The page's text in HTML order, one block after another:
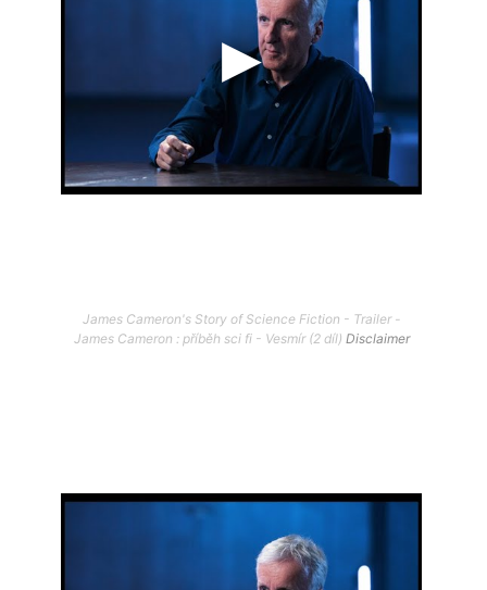
James Cameron's Story of Science Fiction - Trailer -
James Cameron : příběh sci fi - Vesmír (2 díl) Disclaimer